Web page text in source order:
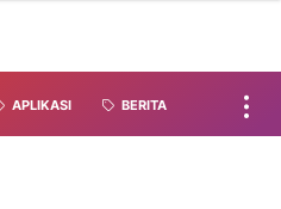
APLIKASI BERITA